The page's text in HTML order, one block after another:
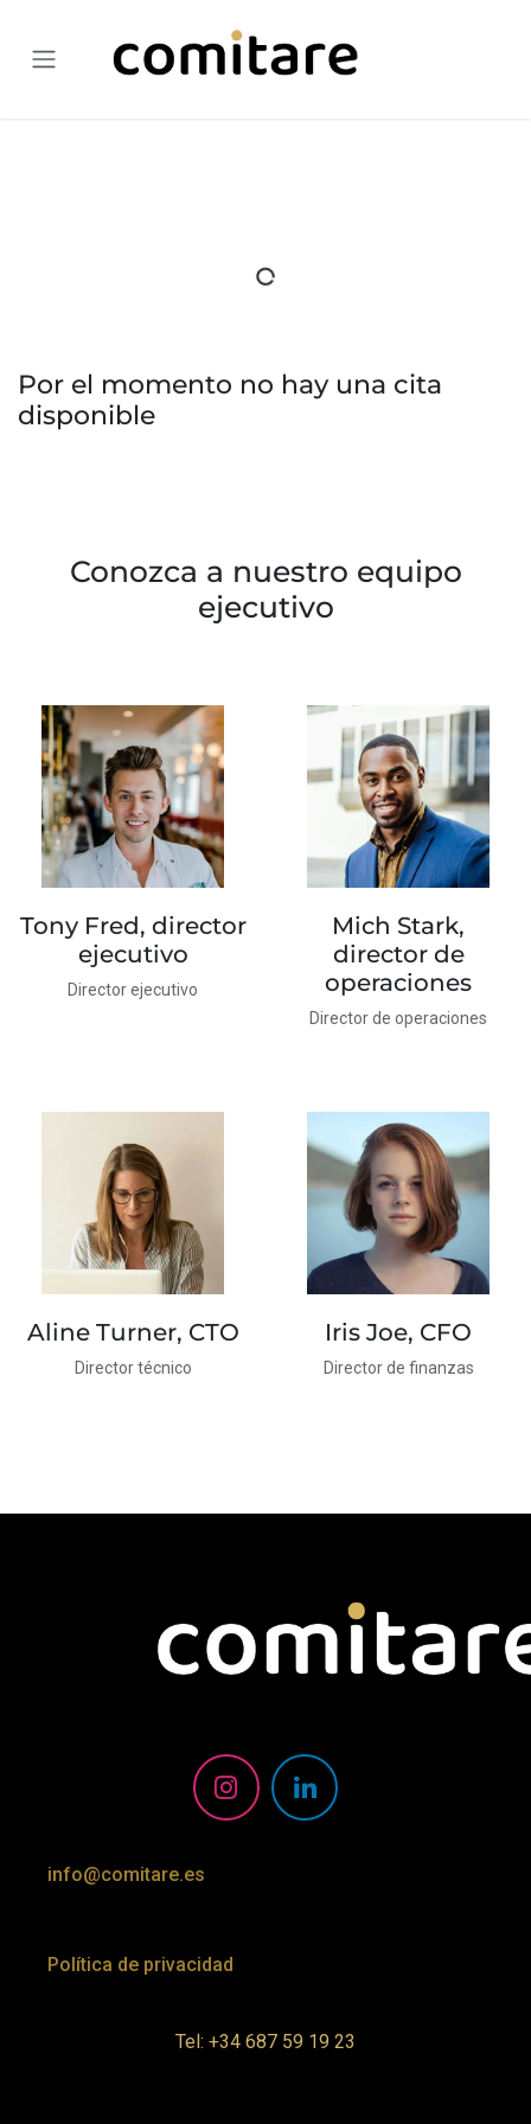
Por el momento no hay una cita
disponible
Conozca a nuestro equipo
ejecutivo
Tony Fred, director
ejecutivo
Director ejecutivo
Mich Stark,
director de
operaciones
Director de operaciones
Aline Turner, CTO
Director técnico
Iris Joe, CFO
Director de finanzas
info@comitare.es
Política de privacidad
Tel: +34 687 59 19 23